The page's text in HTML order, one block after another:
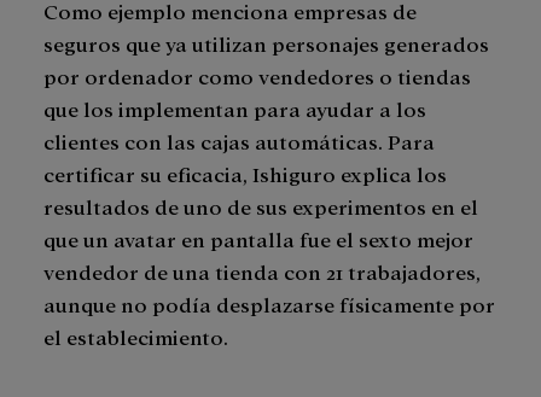
Como ejemplo menciona empresas de
seguros que ya utilizan personajes generados
por ordenador como vendedores o tiendas
que los implementan para ayudar a los
clientes con las cajas automáticas. Para
certificar su eficacia, Ishiguro explica los
resultados de uno de sus experimentos en el
que un avatar en pantalla fue el sexto mejor
vendedor de una tienda con 21 trabajadores,
aunque no podía desplazarse físicamente por
el establecimiento.